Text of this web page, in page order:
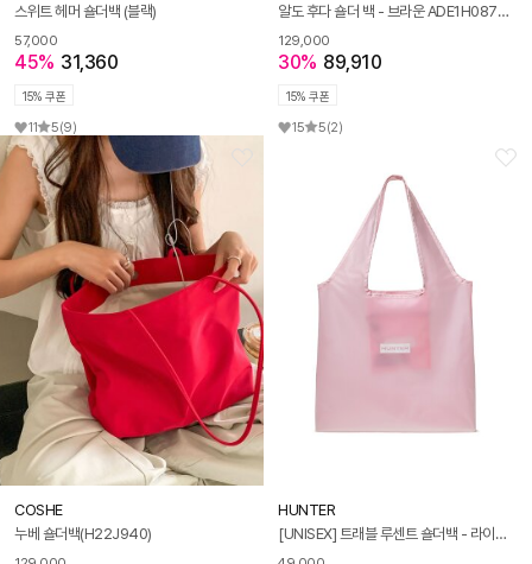
스위트 헤머 숄더백 (블랙)
57,000
45% 31,360
15% 쿠폰
11 5(9)
알도 후다 숄더 백 - 브라운 ADE1H087HZ200
129,000
30% 89,910
15% 쿠폰
15 5(2)
COSHE
누베 숄더백(H22J940)
HUNTER
[UNISEX] 트래블 루센트 숄더백 - 라이트핑크 HEUK304BSZLPK